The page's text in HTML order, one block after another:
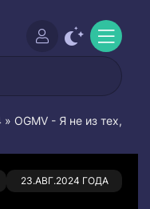
» OGMV - Я не из тех,
23.АВГ.2024 ГОДА
0